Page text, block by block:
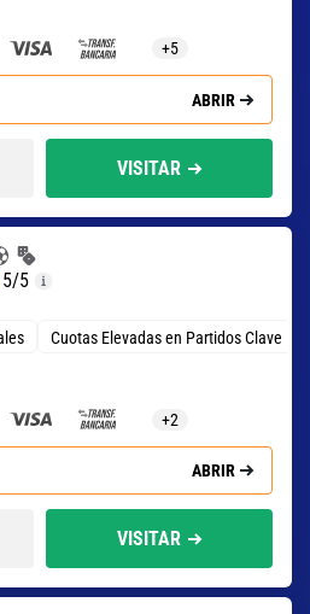
+5
ABRIR
VISITAR
5/5
Cuotas Elevadas en Partidos Clave
+2
ABRIR
VISITAR